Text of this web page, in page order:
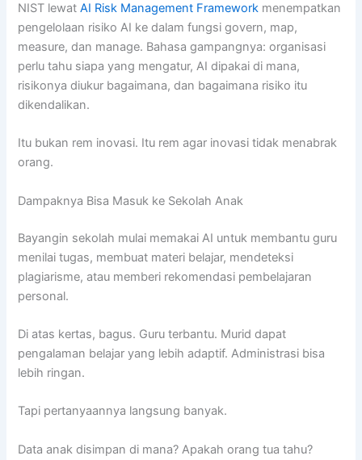
NIST lewatAI Risk Management Framework menempatkan
pengelolaan risiko AI ke dalam fungsi govern, map,
measure, dan manage. Bahasa gampangnya: organisasi
perlu tahu siapa yang mengatur, AI dipakai di mana,
risikonya diukur bagaimana, dan bagaimana risiko itu
dikendalikan.
Itu bukan rem inovasi. Itu rem agar inovasi tidak menabrak
orang.
Dampaknya Bisa Masuk ke Sekolah Anak
Bayangin sekolah mulai memakai AI untuk membantu guru
menilai tugas, membuat materi belajar, mendeteksi
plagiarisme, atau memberi rekomendasi pembelajaran
personal.
Di atas kertas, bagus. Guru terbantu. Murid dapat
pengalaman belajar yang lebih adaptif. Administrasi bisa
lebih ringan.
Tapi pertanyaannya langsung banyak.
Data anak disimpan di mana? Apakah orang tua tahu?